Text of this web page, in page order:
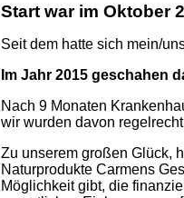
Start war im Oktober
Seit dem hatte sich mein/
Im Jahr 2015 geschahen
Nach 9 Monaten
wir wurden davon
Zu unserem großen Glück,
Naturprodukte Carmens
Möglichkeit gibt, die